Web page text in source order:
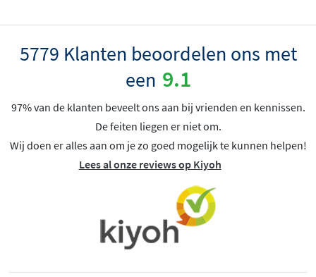
5779 Klanten beoordelen ons met
een 9.1
97% van de klanten beveelt ons aan bij vrienden en kennissen.
De feiten liegen er niet om.
Wij doen er alles aan om je zo goed mogelijk te kunnen helpen!
Lees al onze reviews op Kiyoh